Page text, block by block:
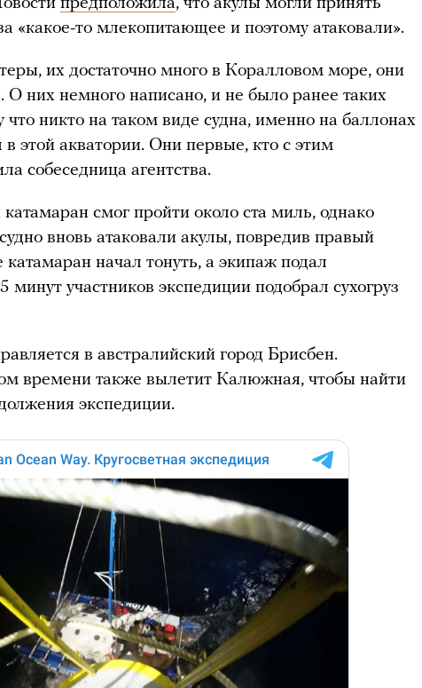
предположила, что акулы могли принять
«какое-то млекопитающее и поэтому атаковали».
их достаточно много в Коралловом море, они
О них немного написано, и не было ранее таких
что никто на таком виде судна, именно на баллонах
этой акватории. Они первые, кто с этим
собеседница агентства.
смог пройти около ста миль, однако
вновь атаковали акулы, повредив правый
катамаран начал тонуть, а экипаж подал
минут участников экспедиции подобрал сухогруз
в австралийский город Брисбен.
времени также вылетит Калюжная, чтобы найти
экспедиции.